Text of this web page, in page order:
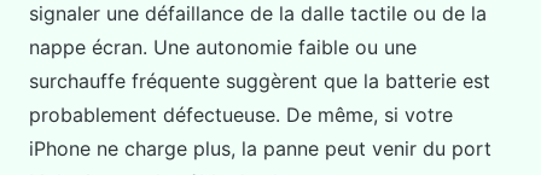
signaler une défaillance de la dalle tactile ou de la
nappe écran. Une autonomie faible ou une
surchauffe fréquente suggèrent que la batterie est
probablement défectueuse. De même, si votre
iPhone ne charge plus, la panne peut venir du port